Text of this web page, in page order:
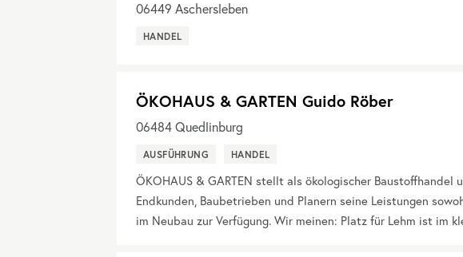
06449 Aschersleben
HANDEL
ÖKOHAUS & GARTEN Guido Röber
06484 Quedlinburg
AUSFÜHRUNG HANDEL
ÖKOHAUS & GARTEN stellt als ökologischer Baustoffhandel
Endkunden, Baubetrieben und Planern seine Leistungen
im Neubau zur Verfügung. Wir meinen: Platz für Lehm ist im